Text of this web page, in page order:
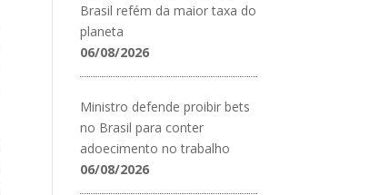
Brasil refém da maior taxa do
planeta
06/08/2026
Ministro defende proibir bets
no Brasil para conter
adoecimento no trabalho
06/08/2026